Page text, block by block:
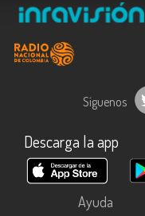
Síguenos
Descarga la app
Ayuda